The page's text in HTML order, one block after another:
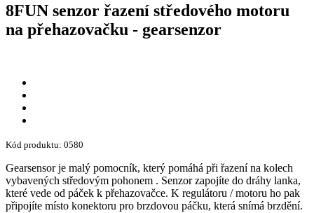
8FUN senzor řazení středového motoru
na přehazovačku - gearsenzor
Kód produktu: 0580
Gearsensor je malý pomocník, který pomáhá při řazení na kolech
vybavených středovým pohonem . Senzor zapojíte do dráhy lanka,
které vede od páček k přehazovačce. K regulátoru / motoru ho pak
připojíte místo konektoru pro brzdovou páčku, která snímá brzdění.